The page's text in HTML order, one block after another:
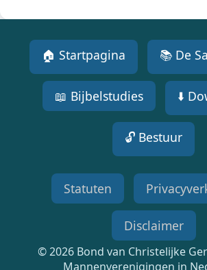
🏠 Startpagina 📚 De
📖 Bijbelstudies ⬇️
🔓 Bestuur
Statuten
Disclaimer
© 2026 Bond van Christelijke
Mannenverenigingen in